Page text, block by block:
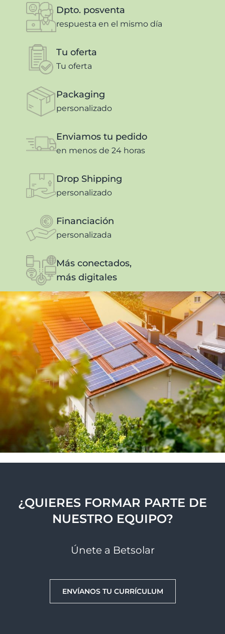
Dpto. posventa
respuesta en el mismo día
Tu oferta
Tu oferta
Packaging
personalizado
Enviamos tu pedido
en menos de 24 horas
Drop Shipping
personalizado
Financiación
personalizada
Más conectados,
más digitales
¿QUIERES FORMAR PARTE DE
NUESTRO EQUIPO?
Únete a Betsolar
ENVÍANOS TU CURRÍCULUM